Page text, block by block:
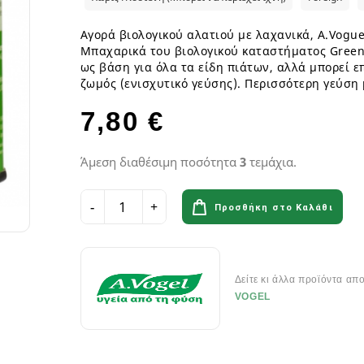
Μπάρες & Σνακς
Οξέα - Αμινοξέα
Preworkout
Καύση Λίπους & Απώλεια
Σκόνες Πρωτεϊνης
Μπάρες ενέργειας & Μπάρες
Ενεργειακά Ποτά
Αξεσουάρ Αθλητών
Flora & Udo 's Choice -
Διατροφής
Ροφήματα Δημητριακών GF
Σάλτσες & Μουστάρδες GF
Σοκολάτες & Μπισκότα GF
Φυτικά Εδέσματα & Μαργαρίνη GF
Χυμοί Φρούτων & Λαχανικών GF
Ψωμί & Κράκερς GF
Προβιοτικά για το στόμα
Αιθέρια Έλαια
Έλαια μασάζ
Αιθέρια Έλαια Χώρου
Αγορά βιολογικού αλατιού με λαχανικά,
Μπαχαρικά του βιολογικού καταστήματος
ως βάση για όλα τα είδη πιάτων, αλλά μπορεί
ζωμός (ενισχυτικό γεύσης). Περισσότερη γεύση
7,80 €
Άμεση διαθέσιμη ποσότητα 3τεμάχια.
Προσθήκη στο Καλάθι
Δείτε κι άλλα προϊόντα απο
VOGEL